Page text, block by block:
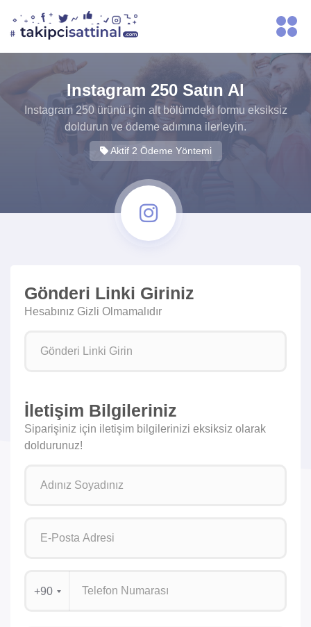
Instagram 250 Satın Al
Instagram 250 ürünü için alt bölümdeki formu eksiksiz
doldurun ve ödeme adımına ilerleyin.
Aktif 2 Ödeme Yöntemi
Gönderi Linki Giriniz
Hesabınız Gizli Olmamalıdır
İletişim Bilgileriniz
Siparişiniz için iletişim bilgilerinizi eksiksiz olarak
doldurunuz!
+90